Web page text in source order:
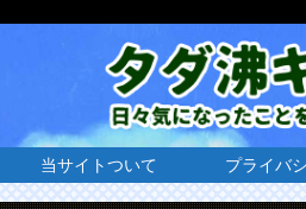
当サイトついて プライバ